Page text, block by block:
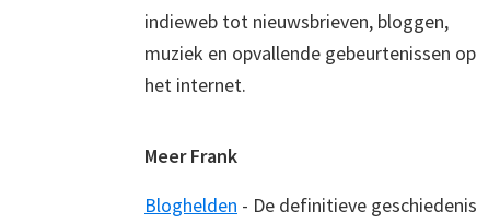
indieweb tot nieuwsbrieven, bloggen,
muziek en opvallende gebeurtenissen op
het internet.
Meer Frank
Bloghelden - De definitieve geschiedenis